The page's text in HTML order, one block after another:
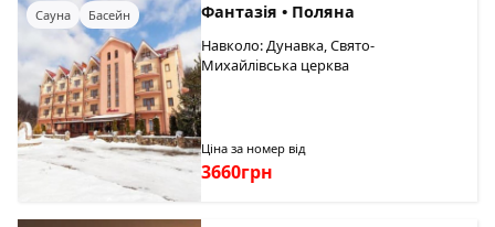
Сауна Басейн Фантазія • Поляна
Навколо: Дунавка, Свято-
Михайлівська церква
Ціна за номер від
3660грн